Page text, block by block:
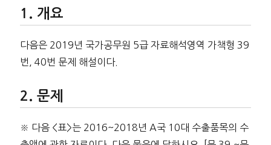
개요
다음은 2019년 국가공무원 5급 자료해석영역 가책형 39
번, 40번 문제 해설이다.
문제
※ 다음 <표>는 2016~2018년 A국 10대 수출품목의 수